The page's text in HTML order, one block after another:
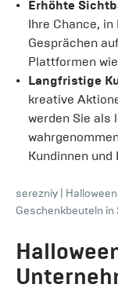
Erhöhte
Ihre Chance,
Gesprächen
Plattformen
Langfristige
kreative
werden Sie als
Kundinnen und
serezniy
Geschenkbeuteln in